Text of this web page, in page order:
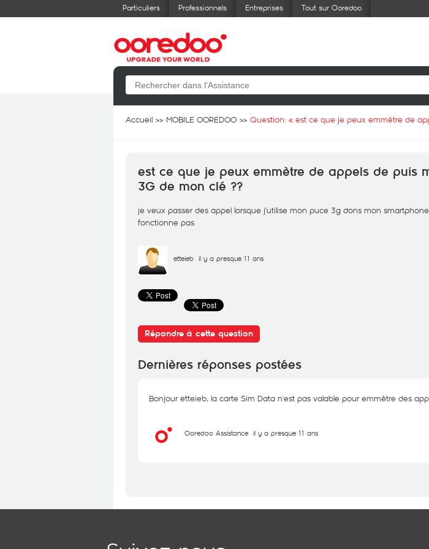
Particuliers Professionnels Entreprises Tout sur Ooredoo
Accueil MOBILE OOREDOO Question: « est ce que je peux emmètre de
est ce que je peux emmètre de appels de puis
3G de mon clé ??
je veux passer des appel lorsque j’utilise mon puce 3g dons mon
fonctionne pas
etteieb il y a presque 11 ans
Répondre à cette question
Dernières réponses postées
Bonjour etteieb, la carte Sim Data n'est pas valable pour emmètre des
Ooredoo Assistance il y a presque 11 ans